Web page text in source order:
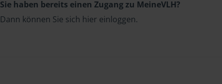
Sie haben bereits einen Zugang zu MeineVLH?
Dann können Sie sich hier einloggen.